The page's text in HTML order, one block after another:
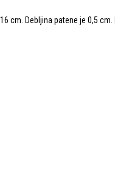
cm. Debljina patene je 0,5 cm.